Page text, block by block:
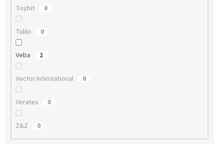
Toybit 0
Tulilo 0
Veba 2
Vector International 0
Veratex 0
Z&Z 0